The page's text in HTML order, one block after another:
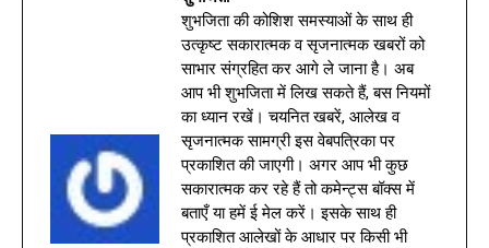
शुभजिता की कोशिश समस्याओं के साथ ही
उत्कृष्ट सकारात्मक व सृजनात्मक खबरों को
साभार संग्रहित कर आगे ले जाना है। अब
आप भी शुभजिता में लिख सकते हैं, बस नियमों
का ध्यान रखें। चयनित खबरें, आलेख व
सृजनात्मक सामग्री इस वेबपत्रिका पर
प्रकाशित की जाएगी। अगर आप भी कुछ
सकारात्मक कर रहे हैं तो कमेन्ट्स बॉक्स में
बताएँ या हमें ई मेल करें। इसके साथ ही
प्रकाशित आलेखों के आधार पर किसी भी